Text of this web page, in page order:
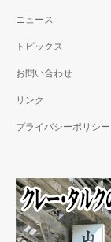
ニュース
トピックス
お問い合わせ
リンク
プライバシーポリシー